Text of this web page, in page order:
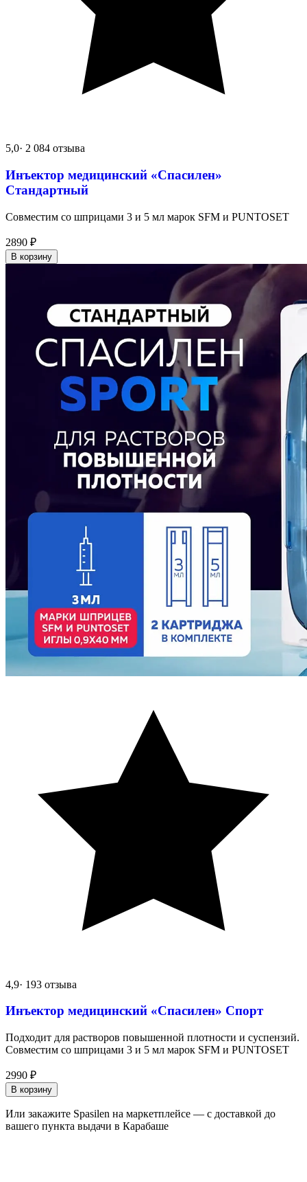
5,0· 2 084 отзыва
Инъектор медицинский «Спасилен»
Стандартный
Совместим со шприцами 3 и 5 мл марок SFM и PUNTOSET
2890 ₽
В корзину
4,9· 193 отзыва
Инъектор медицинский «Спасилен» Спорт
Подходит для растворов повышенной плотности и суспензий.
Совместим со шприцами 3 и 5 мл марок SFM и PUNTOSET
2990 ₽
В корзину
Или закажите Spasilen на маркетплейсе — с доставкой до
вашего пункта выдачи в Карабаше